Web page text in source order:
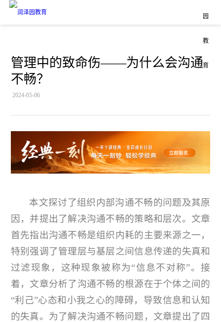
管理中的致命伤——为什么会沟通
不畅？
2024-05-06
本文探讨了组织内部沟通不畅的问题及其原
因，并提出了解决沟通不畅的策略和层次。文章
首先指出沟通不畅是组织内耗的主要来源之一，
特别强调了管理层与基层之间信息传递的失真和
过滤现象，这种现象被称为“信息不对称”。接
着，文章分析了沟通不畅的根源在于个体之间的
“利己”心态和小我之心的障碍，导致信息和认知
的失真。为了解决沟通不畅问题，文章提出了四